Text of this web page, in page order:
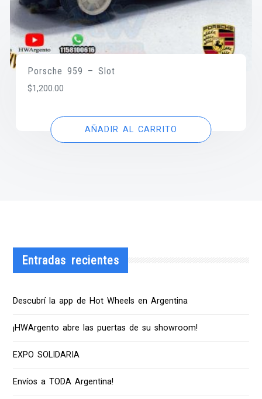
Porsche 959 – Slot
$1,200.00
AÑADIR AL CARRITO
Entradas recientes
Descubrí la app de Hot Wheels en Argentina
¡HWArgento abre las puertas de su showroom!
EXPO SOLIDARIA
Envíos a TODA Argentina!